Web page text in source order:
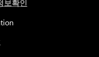
보확인